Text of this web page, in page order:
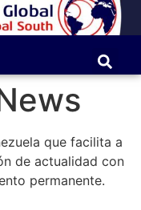
que facilita a
de actualidad con
permanente.